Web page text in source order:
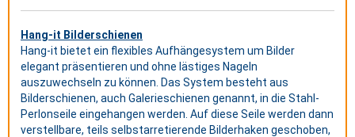
Hang-it Bilderschienen
Hang-it bietet ein flexibles Aufhängesystem um Bilder
elegant präsentieren und ohne lästiges Nageln
auszuwechseln zu können. Das System besteht aus
Bilderschienen, auch Galerieschienen genannt, in die Stahl-
Perlonseile eingehangen werden. Auf diese Seile werden dann
verstellbare, teils selbstarretierende Bilderhaken geschoben,